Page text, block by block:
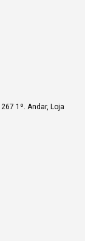
1º. Andar, Loja